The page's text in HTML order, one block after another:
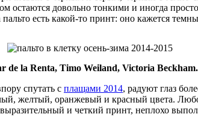
остаются довольно тонкими и иногда
есть какой-то принт: оно кажется
de la Renta, Timo Weiland, Victoria Beckham.
спутать с плащами 2014, радуют глаз
желтый, оранжевый и красный цвета.
выразительный и четкий принт, неплохо